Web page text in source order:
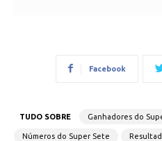
Facebook
TUDO SOBRE Ganhadores do
Números do Super Sete